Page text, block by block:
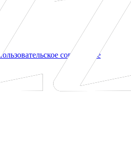
Пользовательское соглашение